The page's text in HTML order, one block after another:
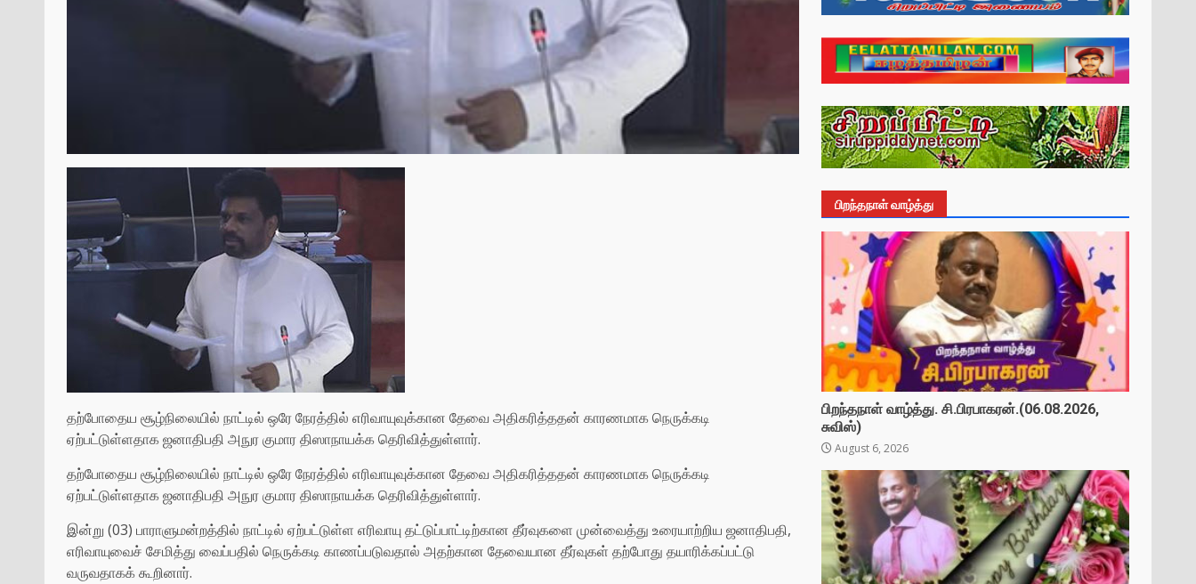
தற்போதைய சூழ்நிலையில் நாட்டில் ஒரே நேரத்தில் எரிவாயுவுக்கான தேவை அதிகரித்ததன் காரணமாக நெருக்கடி
ஏற்பட்டுள்ளதாக ஜனாதிபதி அநுர குமார திஸாநாயக்க தெரிவித்துள்ளார்.
தற்போதைய சூழ்நிலையில் நாட்டில் ஒரே நேரத்தில் எரிவாயுவுக்கான தேவை அதிகரித்ததன் காரணமாக நெருக்கடி
ஏற்பட்டுள்ளதாக ஜனாதிபதி அநுர குமார திஸாநாயக்க தெரிவித்துள்ளார்.
இன்று (03) பாராளுமன்றத்தில் நாட்டில் ஏற்பட்டுள்ள எரிவாயு தட்டுப்பாட்டிற்கான தீர்வுகளை முன்வைத்து உரையாற்றிய ஜனாதிபதி,
எரிவாயுவைச் சேமித்து வைப்பதில் நெருக்கடி காணப்படுவதால் அதற்கான தேவையான தீர்வுகள் தற்போது தயாரிக்கப்பட்டு
வருவதாகக் கூறினார்.
பிறந்தநாள் வாழ்த்து
பிறந்தநாள் வாழ்த்து. சி.பிரபாகரன்.(06.08.2026,
சுவிஸ்)
August 6, 2026